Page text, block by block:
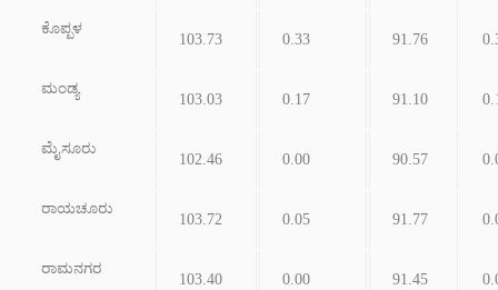
ಕೊಪ್ಪಳ
103.73 0.33 91.76
ಮಂಡ್ಯ
103.03 0.17 91.10
ಮೈಸೂರು
102.46 0.00 90.57
ರಾಯಚೂರು
103.72 0.05 91.77
ರಾಮನಗರ
103.40 0.00 91.45